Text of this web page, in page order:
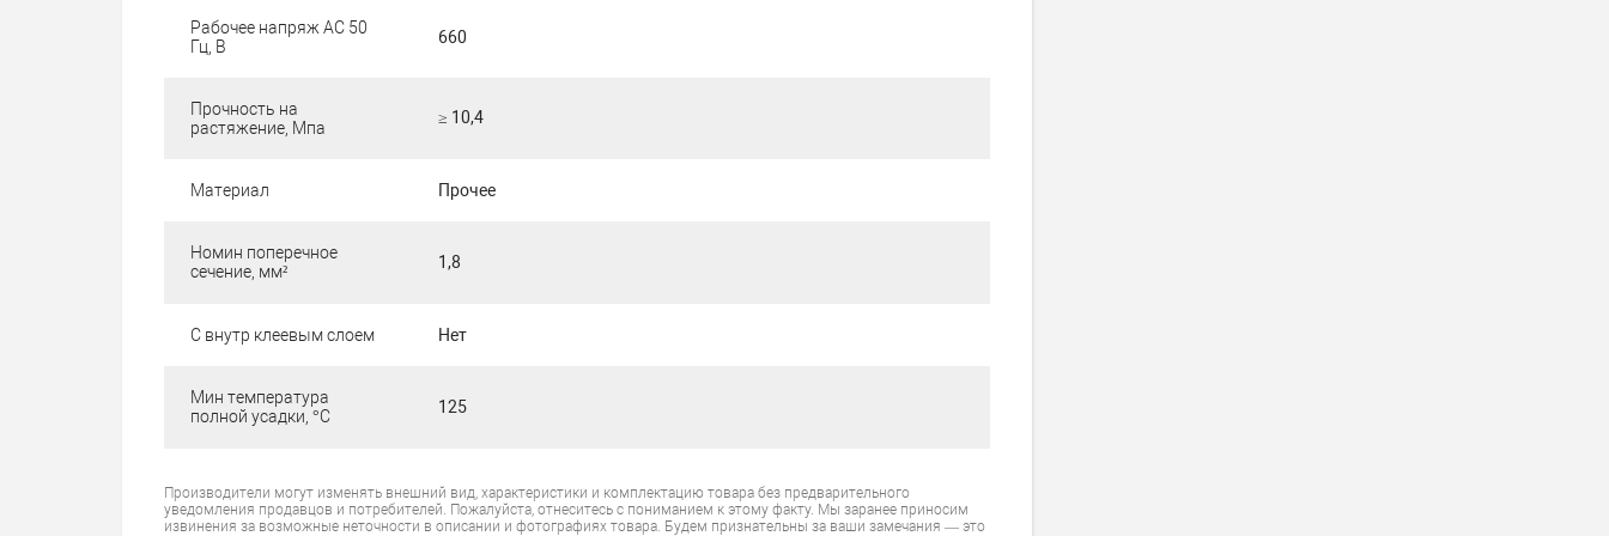
Рабочее напряж AC 50
Гц, В
660
Прочность на
растяжение, Мпа
≥ 10,4
Материал Прочее
Номин поперечное
сечение, мм²
1,8
С внутр клеевым слоем Нет
Мин температура
полной усадки, °C
125
Производители могут изменять внешний вид, характеристики и комплектацию товара без предварительного
уведомления продавцов и потребителей. Пожалуйста, отнеситесь с пониманием к этому факту. Мы заранее приносим
извинения за возможные неточности в описании и фотографиях товара. Будем признательны за ваши замечания — это